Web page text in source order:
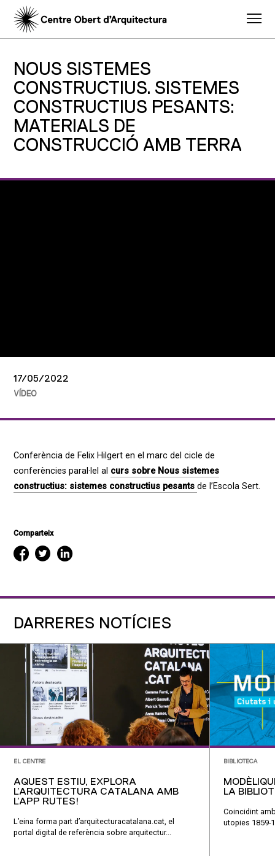
NOUS SISTEMES
CONSTRUCTIUS. SISTEMES
CONSTRUCTIUS PESANTS:
MATERIALS DE
CONSTRUCCIÓ AMB TERRA
17/05/2022
VÍDEO
Conferència de Felix Hilgert en el marc del cicle de
conferències paral·lel al curs sobre Nous sistemes
constructius: sistemes constructius pesants de l’Escola Sert.
Comparteix
DARRERES NOTÍCIES
EL CENTRE
AQUEST ESTIU, EXPLORA
L’ARQUITECTURA CATALANA AMB
L’APP RUTES!
L’eina forma part d’arquitecturacatalana.cat, el
portal digital de referència sobre arquitectur...
BIBLIOTECA
LA
Coincidint
utopies 1859-